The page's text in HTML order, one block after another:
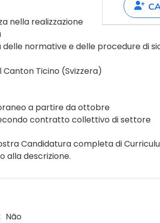
nella realizzazione
normative e delle procedure di
Ticino (Svizzera)
a partire da ottobre
contratto collettivo di settore
Candidatura completa di
alla descrizione.
Não